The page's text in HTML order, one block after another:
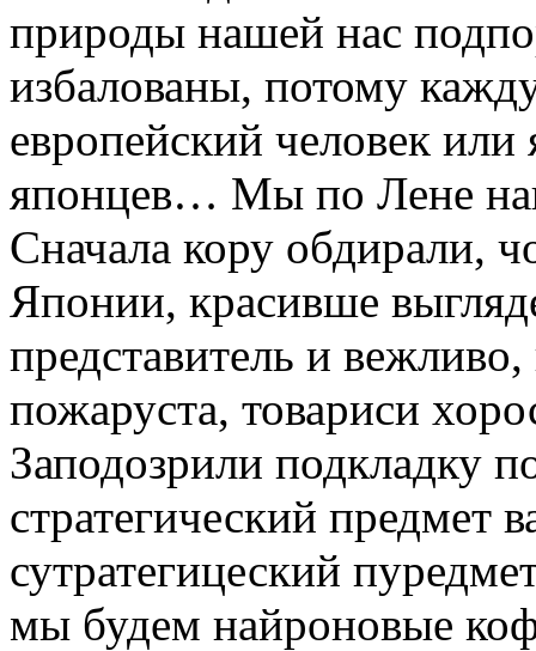
природы нашей нас
избалованы, потому
европейский человек
японцев… Мы по Лене
Сначала кору обдирали,
Японии, красивше
представитель и
пожаруста, товариси
Заподозрили подкладку
стратегический
сутратегицеский
мы будем найроновые